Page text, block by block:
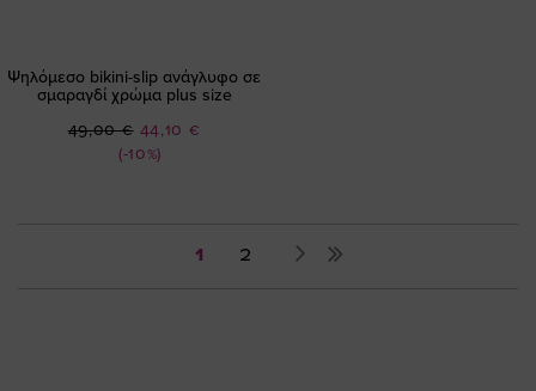
Ψηλόμεσο bikini-slip ανάγλυφο σε
σμαραγδί χρώμα plus size
(-10%)
Ειδική
Τιμή
44,10 €
49,00 €
You're
1 Σελίδα
2 Σελίδα
Επόμενο